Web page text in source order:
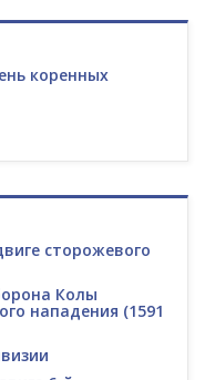
коренных
сторожевого
Колы
нападения (1591